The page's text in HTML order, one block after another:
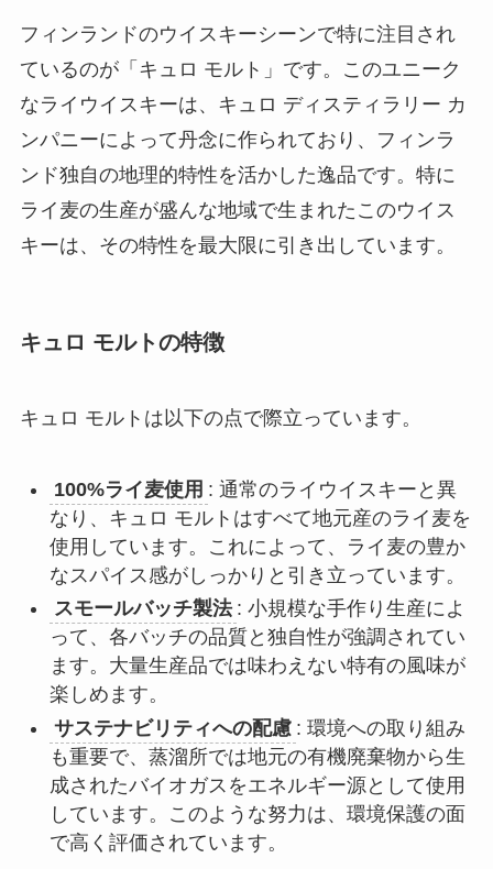
フィンランドのウイスキーシーンで特に注目され
ているのが「キュロ モルト」です。このユニーク
なライウイスキーは、キュロ ディスティラリー カ
ンパニーによって丹念に作られており、フィンラ
ンド独自の地理的特性を活かした逸品です。特に
ライ麦の生産が盛んな地域で生まれたこのウイス
キーは、その特性を最大限に引き出しています。
キュロ モルトの特徴
キュロ モルトは以下の点で際立っています。
100%ライ麦使用 : 通常のライウイスキーと異
なり、キュロ モルトはすべて地元産のライ麦を
使用しています。これによって、ライ麦の豊か
なスパイス感がしっかりと引き立っています。
スモールバッチ製法 : 小規模な手作り生産によ
って、各バッチの品質と独自性が強調されてい
ます。大量生産品では味わえない特有の風味が
楽しめます。
サステナビリティへの配慮 : 環境への取り組み
も重要で、蒸溜所では地元の有機廃棄物から生
成されたバイオガスをエネルギー源として使用
しています。このような努力は、環境保護の面
で高く評価されています。